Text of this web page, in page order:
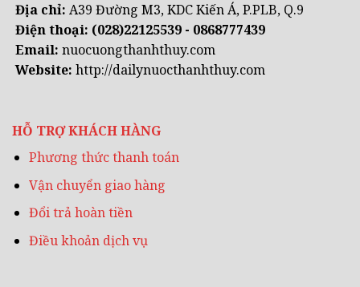
Địa chỉ: A39 Đường M3, KDC Kiến Á, P.PLB, Q.9
Điện thoại: (028)22125539 - 0868777439
Email: nuocuongthanhthuy.com
Website: http://dailynuocthanhthuy.com
HỖ TRỢ KHÁCH HÀNG
Phương thức thanh toán
Vận chuyển giao hàng
Đổi trả hoàn tiền
Điều khoản dịch vụ